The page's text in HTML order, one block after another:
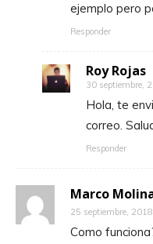
ejemplo pero
Responder
Roy Rojas
30 septiembre,
Hola, te
correo.
Responder
Marco
25 septiembre,
Como